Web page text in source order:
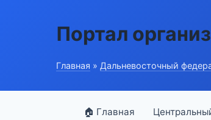
Портал
Главная » Дальневосточный
🏠 Главная